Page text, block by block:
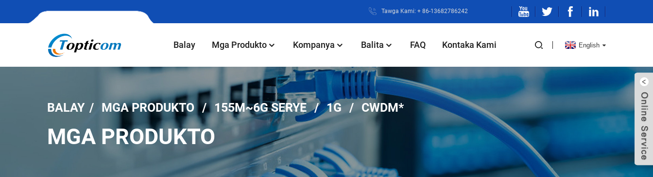
Tawga Kami: + 86-13682786242
Balay Mga Produkto Kompanya Balita FAQ Kontaka Kami English
BALAY MGA PRODUKTO 155M~6G SERYE 1G CWDM*
MGA PRODUKTO